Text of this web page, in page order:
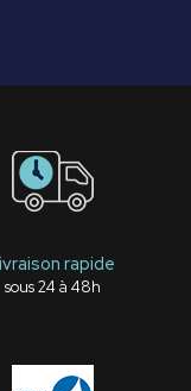
rapide
sous 24 à 48h